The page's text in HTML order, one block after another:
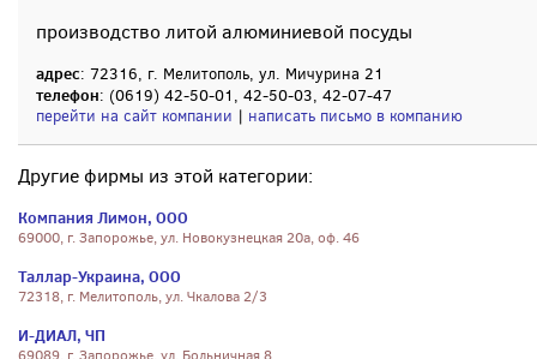
производство литой алюминиевой посуды
адрес: 72316, г. Мелитополь, ул. Мичурина 21
телефон: (0619) 42-50-01, 42-50-03, 42-07-47
перейти на сайт компании | написать письмо в компанию
Другие фирмы из этой категории:
Компания Лимон, ООО
69000, г. Запорожье, ул. Новокузнецкая 20а, оф. 46
Таллар-Украина, ООО
72318, г. Мелитополь, ул. Чкалова 2/3
И-ДИАЛ, ЧП